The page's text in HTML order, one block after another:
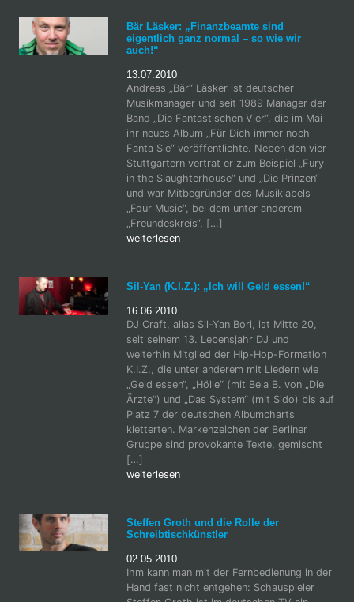
Bär Läsker: „Finanzbeamte sind
eigentlich ganz normal – so wie wir
auch!“
13.07.2010
Andreas „Bär“ Läsker ist deutscher
Musikmanager und seit 1989 Manager der
Band „Die Fantastischen Vier“, die im Mai
ihr neues Album „Für Dich immer noch
Fanta Sie“ veröffentlichte. Neben den vier
Stuttgartern vertrat er zum Beispiel „Fury
in the Slaughterhouse“ und „Die Prinzen“
und war Mitbegründer des Musiklabels
„Four Music“, bei dem unter anderem
„Freundeskreis“, […]
weiterlesen
Sil-Yan (K.I.Z.): „Ich will Geld essen!“
16.06.2010
DJ Craft, alias Sil-Yan Bori, ist Mitte 20,
seit seinem 13. Lebensjahr DJ und
weiterhin Mitglied der Hip-Hop-Formation
K.I.Z., die unter anderem mit Liedern wie
„Geld essen“, „Hölle“ (mit Bela B. von „Die
Ärzte“) und „Das System“ (mit Sido) bis auf
Platz 7 der deutschen Albumcharts
kletterten. Markenzeichen der Berliner
Gruppe sind provokante Texte, gemischt
[…]
weiterlesen
Steffen Groth und die Rolle der
Schreibtischkünstler
02.05.2010
Ihm kann man mit der Fernbedienung in der
Hand fast nicht entgehen: Schauspieler